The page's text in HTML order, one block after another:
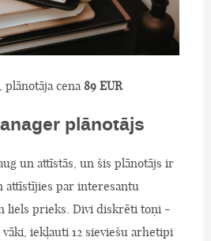
, plānotāja cena 89 EUR
plānotājs
un attīstās, un šis plānotājs ir
attīstījies par interesantu
liels prieks. Divi diskrēti toņi -
iekļauti 12 sieviešu arhetipi